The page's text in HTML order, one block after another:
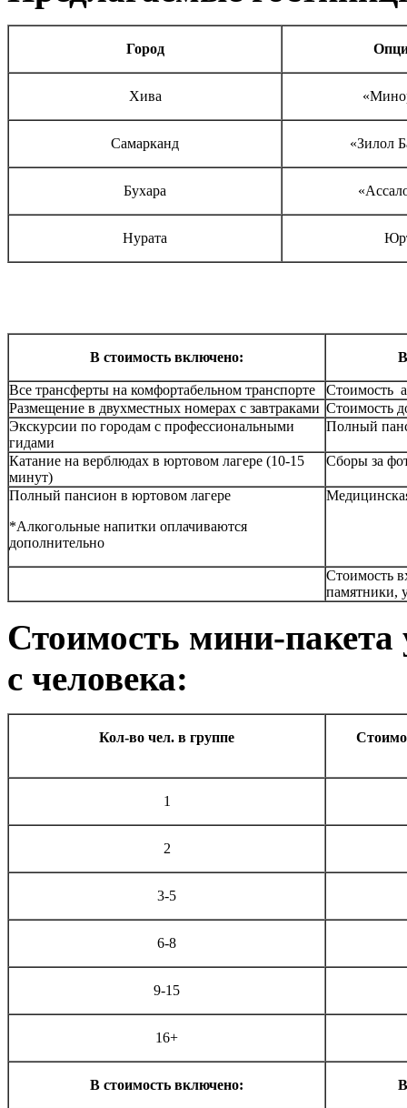
Город
Хива
Самарканд «Зилол
Бухара
Нурата
В стоимость включено:
Все трансферты на комфортабельном транспорте
Стоимость
Размещение в двухместных номерах с завтраками Стоимость
Экскурсии по городам с профессиональными
гидами
Полный
Катание на верблюдах в юртовом лагере (10-15
минут)
Cборы за
Полный пансион в юртовом лагере
*Алкогольные напитки оплачиваются
дополнительно
Стоимость
памятники,
Стоимость мини-пакета
с человека:
Кол-во чел. в группе
1
2
3-5
6-8
9-15
16+
В стоимость включено: